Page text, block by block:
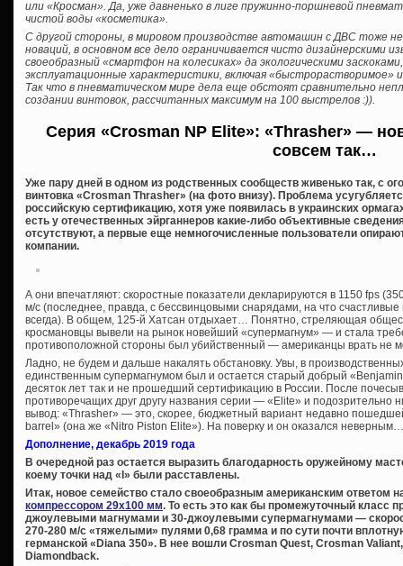
или «Кросман». Да, уже давненько в лиге пружинно-поршневой
чистой воды «косметика».
С другой стороны, в мировом производстве автомашин с ДВС тоже
новаций, в основном все дело ограничивается чисто дизайнерскими
своеобразный «смартфон на колесиках» да экологическими
эксплуатационные характеристики, включая «быстрорастворимое»
Так что в пневматическом мире дела еще обстоят сравнительно
создании винтовок, рассчитанных максимум на 100 выстрелов :)).
Серия «Crosman NP Elite»: «Thrasher» —
совсем так…
Уже пару дней в одном из родственных сообществ живенько так, с
винтовка «Crosman Thrasher» (на фото внизу). Проблема
российскую сертификацию, хотя уже появилась в украинских
есть у отечественных эйрганнеров какие-либо объективные
отсутствуют, а первые еще немногочисленные пользователи
компании.
А они впечатляют: скоростные показатели декларируются в 1150 fps
м/с (последнее, правда, с бессвинцовыми снарядами, на что
всегда). В общем, 125-й Хатсан отдыхает… Понятно, стреляющая
кросмановцы вывели на рынок новейший «супермагнум» — и стала
противоположной стороны был убийственный — американцы врать не
Ладно, не будем и дальше накалять обстановку. Увы, в
единственным супермагнумом был и остается старый добрый
десяток лет так и не прошедший сертификацию в России. После
противоречащих друг другу названия серии — «Elite» и подозрительно
вывод: «Thrasher» — это, скорее, бюджетный вариант недавно
barrel» (она же «Nitro Piston Elite»). На поверку и он оказался неверным…
Дополнение, декабрь 2019 года
В очередной раз остается выразить благодарность оружейному
коему точки над «I» были расставлены.
Итак, новое семейство стало своеобразным американским ответом
компрессором 29х100 мм. То есть это как бы промежуточный класс
джоулевыми магнумами и 30-джоулевыми супермагнумами —
270-280 м/с «тяжелыми» пулями 0,68 грамма и по сути почти
германской «Diana 350». В нее вошли Crosman Quest, Crosman
Diamondback.